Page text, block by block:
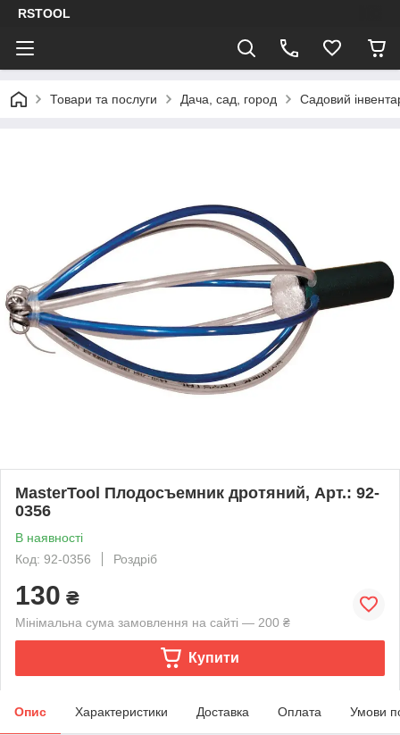
RSTOOL
Товари та послуги Дача, сад, город Садовий
MasterTool Плодосъемник дротяний, Арт.: 92-
0356
В наявності
Код: 92-0356
Роздріб
130 ₴
Мінімальна сума замовлення на сайті — 200 ₴
Купити
Опис Характеристики Доставка Оплата Умови